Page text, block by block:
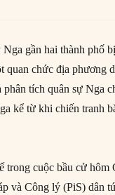
gần hai thành phố
quan chức địa phương
tích quân sự Nga
kể từ khi chiến tranh
trong cuộc bầu cử hôm
và Công lý (PiS) dân